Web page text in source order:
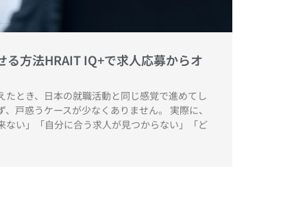
る方法HRAIT IQ+で求人応募からオ
たとき、日本の就職活動と同じ感覚で進めてし
戸惑うケースが少なくありません。 実際に、
ない」「自分に合う求人が見つからない」「ど